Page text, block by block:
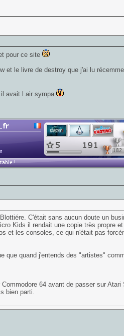
pour ce site
et le livre de destroy que j'ai lu
avait l air sympa
C'était sans aucun doute un
Kids il rendait une copie très propre
et les consoles, ce qui n'était pas
que quand j'entends des "artistes"
64 avant de passer sur Atari
bien parti.